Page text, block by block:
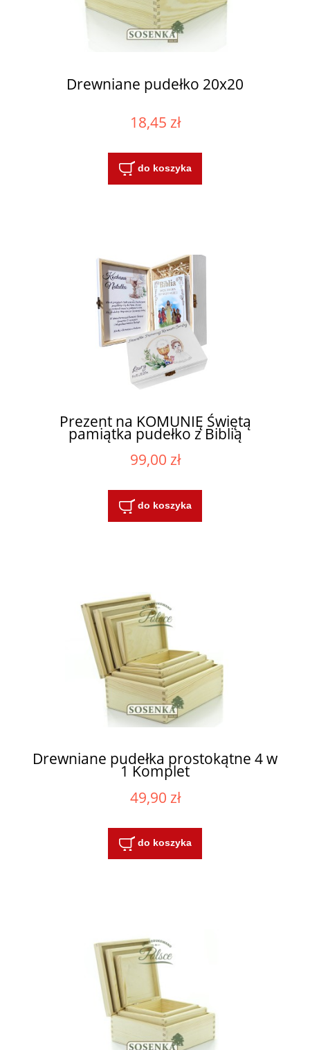
Drewniane pudełko 20x20
18,45 zł
do koszyka
Prezent na KOMUNIĘ Świętą
pamiątka pudełko z Biblią
99,00 zł
do koszyka
Drewniane pudełka prostokątne 4 w
1 Komplet
49,90 zł
do koszyka